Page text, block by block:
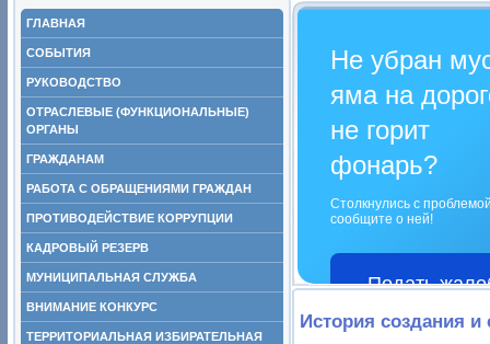
ГЛАВНАЯ
СОБЫТИЯ
РУКОВОДСТВО
ОТРАСЛЕВЫЕ (ФУНКЦИОНАЛЬНЫЕ)
ОРГАНЫ
ГРАЖДАНАМ
РАБОТА С ОБРАЩЕНИЯМИ ГРАЖДАН
ПРОТИВОДЕЙСТВИЕ КОРРУПЦИИ
КАДРОВЫЙ РЕЗЕРВ
МУНИЦИПАЛЬНАЯ СЛУЖБА
ВНИМАНИЕ КОНКУРС
ТЕРРИТОРИАЛЬНАЯ ИЗБИРАТЕЛЬНАЯ
Не убран
яма на
не горит
фонарь?
Столкнулись с
сообщите о ней!
Подать
История создания